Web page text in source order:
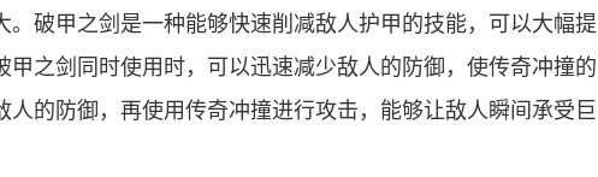
破甲之剑是一种能够快速削减敌人护甲的技能，可以大幅提
之剑同时使用时，可以迅速减少敌人的防御，使传奇冲撞的
的防御，再使用传奇冲撞进行攻击，能够让敌人瞬间承受巨